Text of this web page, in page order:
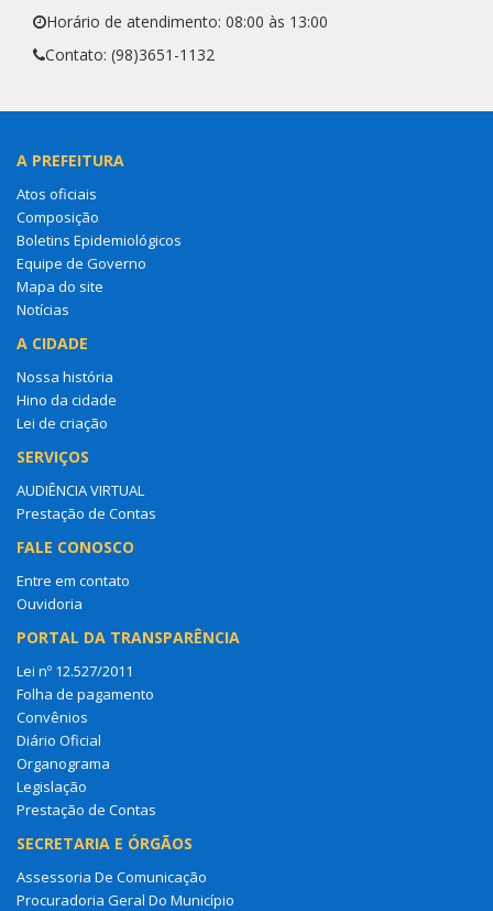
Horário de atendimento: 08:00 às 13:00
Contato: (98)3651-1132
A PREFEITURA
Atos oficiais
Composição
Boletins Epidemiológicos
Equipe de Governo
Mapa do site
Notícias
A CIDADE
Nossa história
Hino da cidade
Lei de criação
SERVIÇOS
AUDIÊNCIA VIRTUAL
Prestação de Contas
FALE CONOSCO
Entre em contato
Ouvidoria
PORTAL DA TRANSPARÊNCIA
Lei nº 12.527/2011
Folha de pagamento
Convênios
Diário Oficial
Organograma
Legislação
Prestação de Contas
SECRETARIA E ÓRGÃOS
Assessoria De Comunicação
Procuradoria Geral Do Município